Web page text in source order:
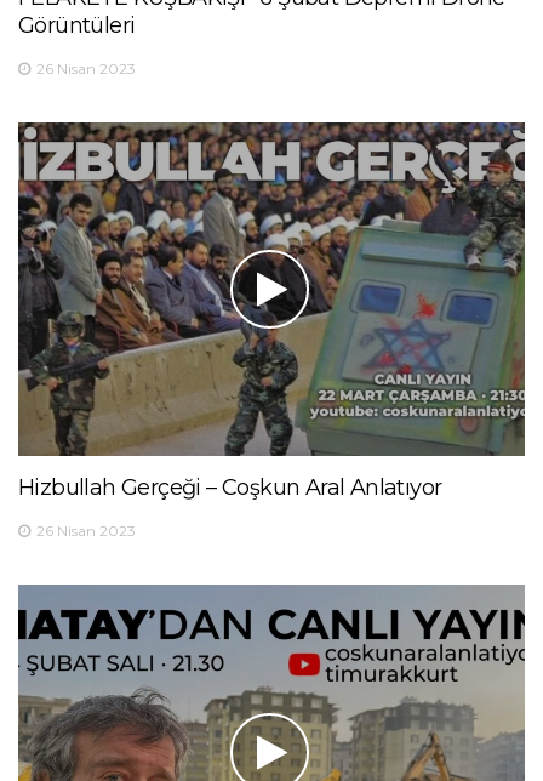
Görüntüleri
26 Nisan 2023
Hizbullah Gerçeği – Coşkun Aral Anlatıyor
26 Nisan 2023